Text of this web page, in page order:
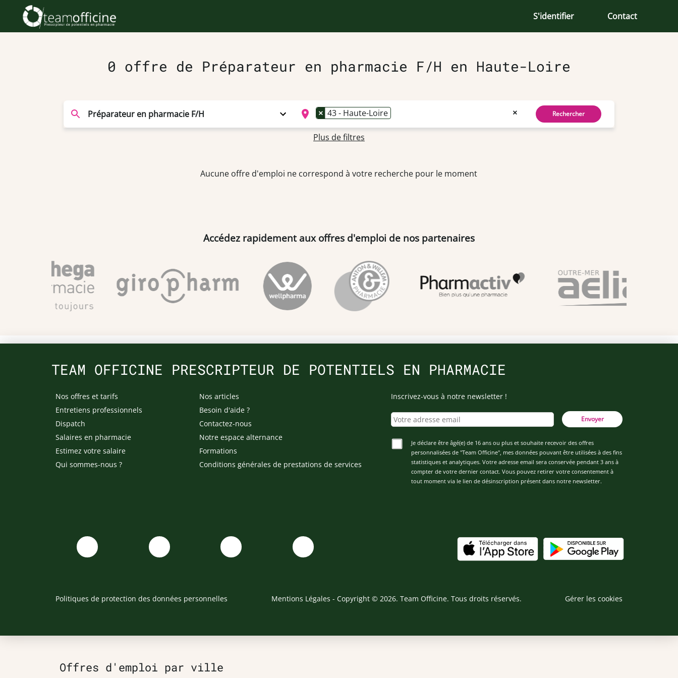
S'identifier Contact
0 offre de Préparateur en pharmacie F/H en Haute-Loire
×
× 43 - Haute-Loire Rechercher
Plus de filtres
Aucune offre d'emploi ne correspond à votre recherche pour le moment
Accédez rapidement aux offres d'emploi de nos partenaires
TEAM OFFICINE PRESCRIPTEUR DE POTENTIELS EN PHARMACIE
Nos offres et tarifs
Entretiens professionnels
Dispatch
Salaires en pharmacie
Estimez votre salaire
Qui sommes-nous ?
Nos articles
Besoin d'aide ?
Contactez-nous
Notre espace alternance
Formations
Conditions générales de prestations de services
Inscrivez-vous à notre newsletter !
Envoyer
Je déclare être âgé(e) de 16 ans ou plus et souhaite recevoir des offres
personnalisées de "Team Officine", mes données pouvant être utilisées à des fins
statistiques et analytiques. Votre adresse email sera conservée pendant 3 ans à
compter de votre dernier contact. Vous pouvez retirer votre consentement à
tout moment via le lien de désinscription présent dans notre newsletter.
Politiques de protection des données personnelles Mentions Légales - Copyright © 2026. Team Officine. Tous droits réservés. Gérer les cookies
Offres d'emploi par ville